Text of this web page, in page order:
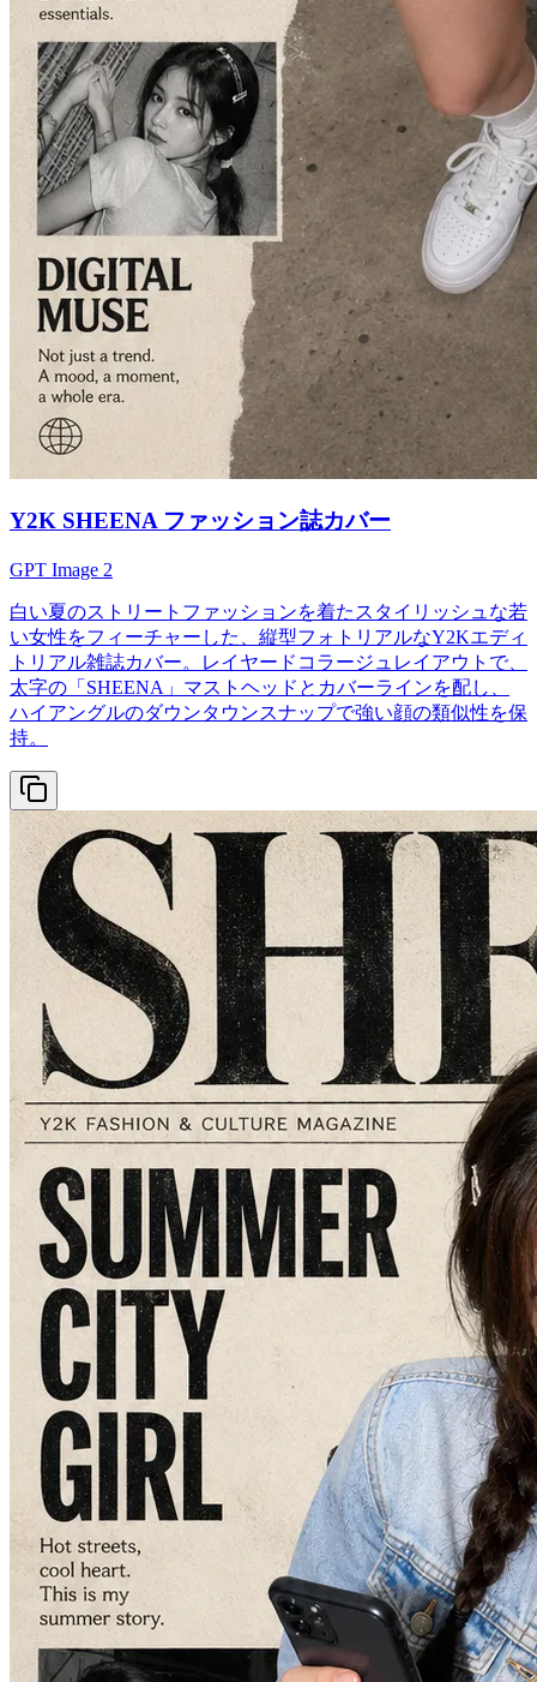
Y2K SHEENA ファッション誌カバー
GPT Image 2
白い夏のストリートファッションを着たスタイリッシュな若
い女性をフィーチャーした、縦型フォトリアルなY2Kエディ
トリアル雑誌カバー。レイヤードコラージュレイアウトで、
太字の「SHEENA」マストヘッドとカバーラインを配し、
ハイアングルのダウンタウンスナップで強い顔の類似性を保
持。